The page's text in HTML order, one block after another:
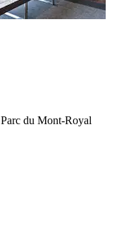
du Mont-Royal